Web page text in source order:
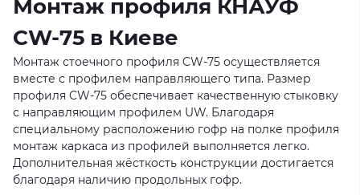
Монтаж профиля КНАУФ
CW-75 в Киеве
Монтаж стоечного профиля CW-75 осуществляется
вместе с профилем направляющего типа. Размер
профиля CW-75 обеспечивает качественную стыковку
с направляющим профилем UW. Благодаря
специальному расположению гофр на полке профиля
монтаж каркаса из профилей выполняется легко.
Дополнительная жёсткость конструкции достигается
благодаря наличию продольных гофр.